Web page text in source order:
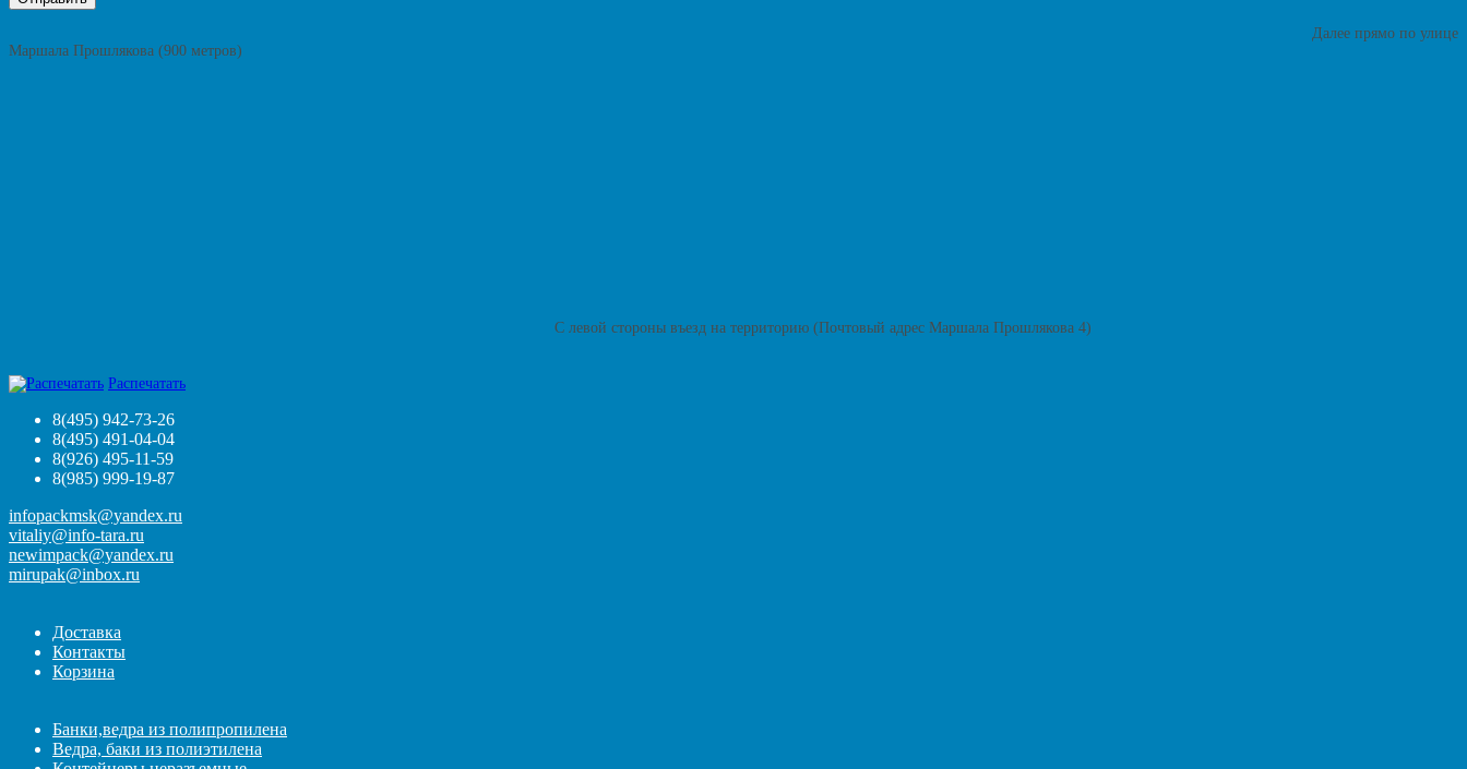
Далее прямо по улице
Маршала Прошлякова (900 метров)
С левой стороны въезд на территорию (Почтовый адрес Маршала Прошлякова 4)
Распечатать
8(495) 942-73-26
8(495) 491-04-04
8(926) 495-11-59
8(985) 999-19-87
infopackmsk@yandex.ru
vitaliy@info-tara.ru
newimpack@yandex.ru
mirupak@inbox.ru
Доставка
Контакты
Корзина
Банки,ведра из полипропилена
Ведра, баки из полиэтилена